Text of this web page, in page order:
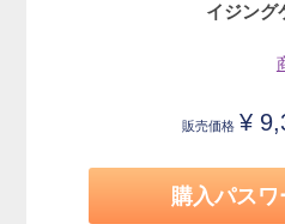
イジング
販売価格 ¥
購入パスワ